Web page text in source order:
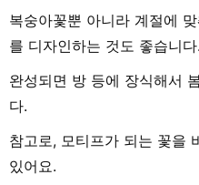
복숭아꽃뿐 아니라 계절에
를 디자인하는 것도 좋습니다.
완성되면 방 등에 장식해서
다.
참고로, 모티프가 되는 꽃을
있어요.